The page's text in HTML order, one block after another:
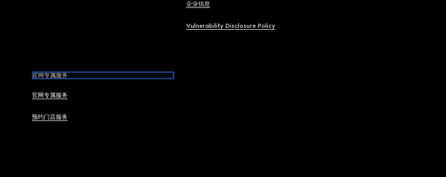
企业信息
Vulnerability Disclosure Policy
官网专属服务
官网专属服务
预约门店服务